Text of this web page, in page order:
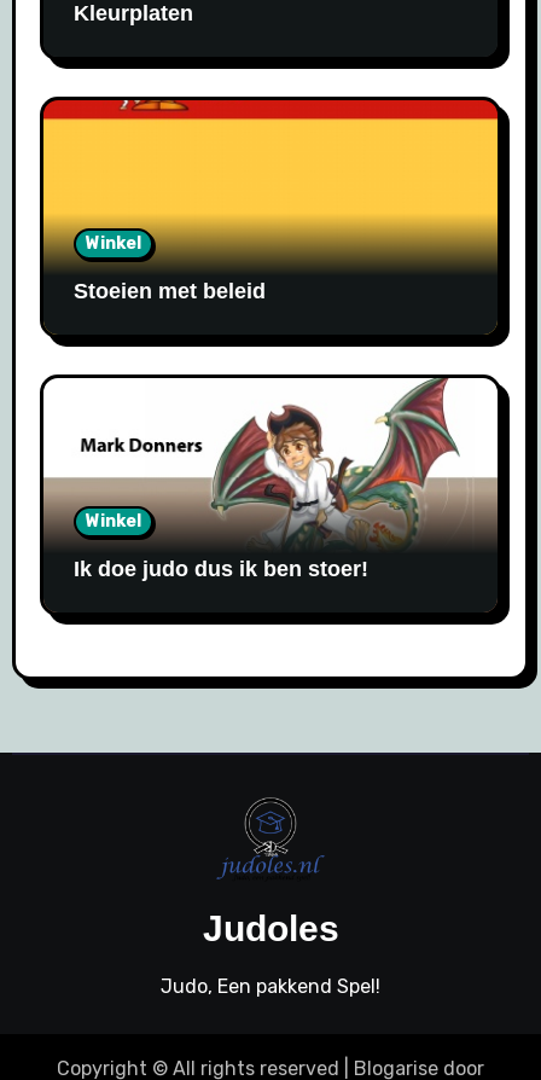
Kleurplaten
Winkel
Stoeien met beleid
Winkel
Ik doe judo dus ik ben stoer!
Judoles
Judo, Een pakkend Spel!
Copyright © All rights reserved Blogarise door